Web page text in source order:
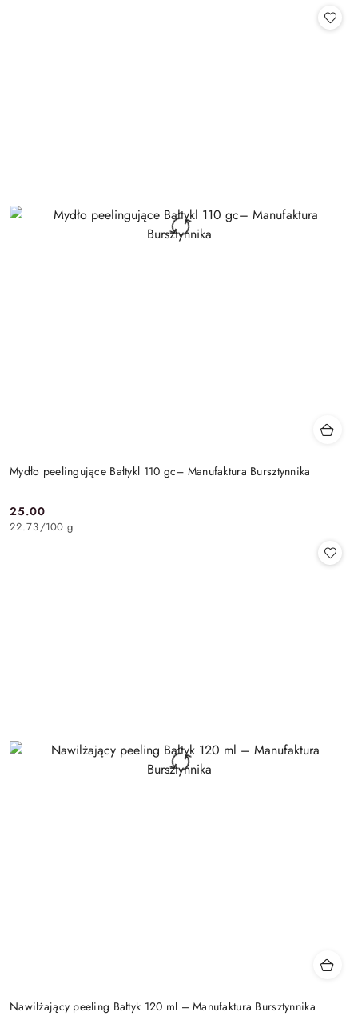
Mydło peelingujące Bałtykl 110 gc– Manufaktura Bursztynnika
Cena:
25.00
22.73/100 g
Nawilżający peeling Bałtyk 120 ml – Manufaktura Bursztynnika